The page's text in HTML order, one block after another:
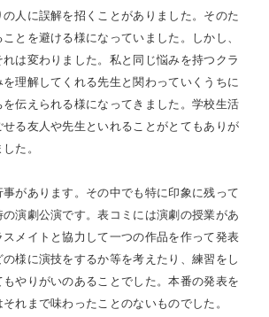
人に誤解を招くことがありました。そのた
とを避ける様になっていました。しかし、
は変わりました。私と同じ悩みを持つクラ
理解してくれる先生と関わっていくうちに
伝えられる様になってきました。学校生活
る友人や先生といれることがとてもありが
た。
があります。その中でも特に印象に残って
演劇公演です。表コミには演劇の授業があ
スメイトと協力して一つの作品を作って発表
様に演技をするか等を考えたり、練習をし
やりがいのあることでした。本番の発表を
れまで味わったことのないものでした。